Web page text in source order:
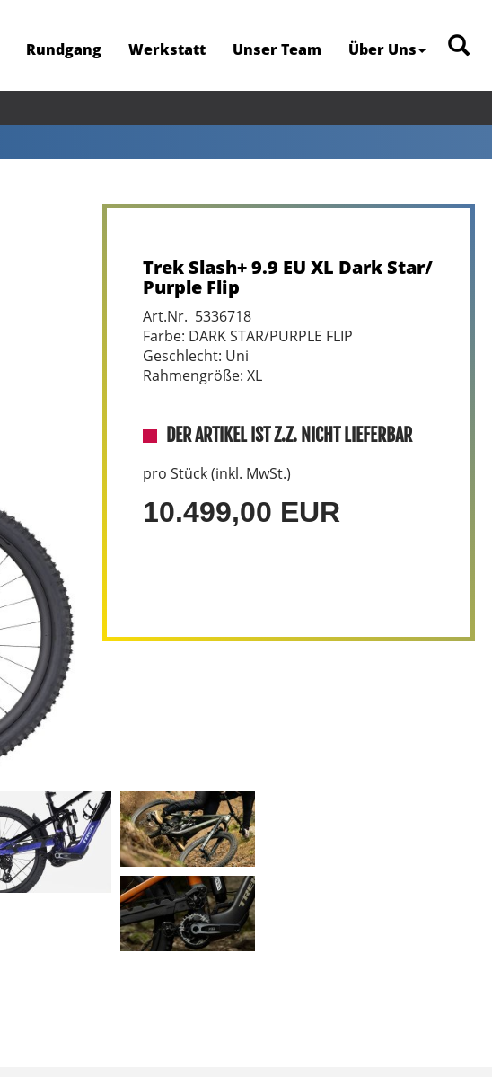
Rundgang Werkstatt Unser Team Über Uns
Trek Slash+ 9.9 EU XL Dark Star/
Purple Flip
Art.Nr. 5336718
Farbe: DARK STAR/PURPLE FLIP
Geschlecht: Uni
Rahmengröße: XL
DER ARTIKEL IST Z.Z. NICHT LIEFERBAR
pro Stück (inkl. MwSt.)
10.499,00 EUR